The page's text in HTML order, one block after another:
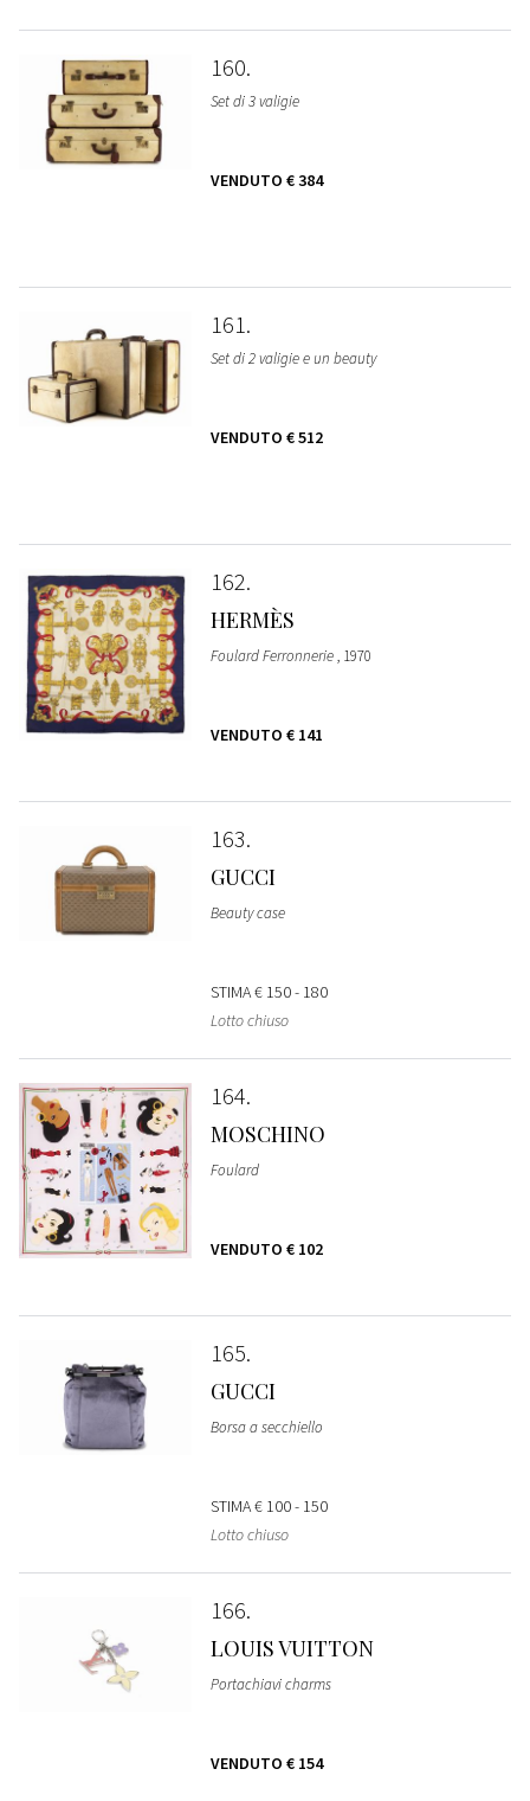
160
Set di 3 valigie
VENDUTO € 384
161
Set di 2 valigie e un beauty
VENDUTO € 512
162
HERMÈS
Foulard Ferronnerie, 1970
VENDUTO € 141
163
GUCCI
Beauty case
STIMA€ 150 - 180
Lotto chiuso
164
MOSCHINO
Foulard
VENDUTO € 102
165
GUCCI
Borsa a secchiello
STIMA€ 100 - 150
Lotto chiuso
166
LOUIS VUITTON
Portachiavi charms
VENDUTO € 154